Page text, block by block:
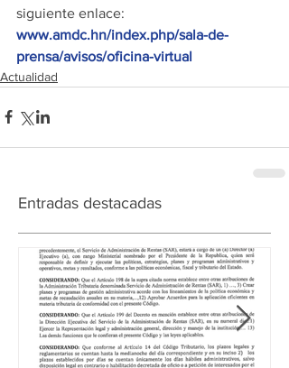
siguiente enlace:
www.amdc.hn/index.php/sala-de-
prensa/avisos/oficina-virtual
Actualidad
Entradas destacadas